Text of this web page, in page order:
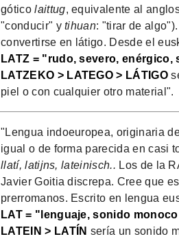
góticolaittug, equivalente al
"conducir" ytihuan: "tirar de
convertirse en látigo. Desde el
LATZ = "rudo, severo,
LATZEKO > LATEGO > LÁTIGO
piel o con cualquier otro material".
"Lengua indoeuropea, originaria
igual o de forma parecida en casi
llatí, latijns, lateinisch.. Los de la
Javier Goitia discrepa. Cree que
prerromanos. Escrito en lengua
LAT = "lenguaje, sonido
LATEIN > LATÍN sería un sonido